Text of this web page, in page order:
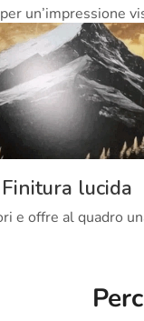
un’impressione
lucida
e offre al quadro